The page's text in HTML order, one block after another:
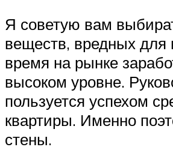
Я советую вам
веществ, вредных для
время на рынке
высоком уровне.
пользуется успехом
квартиры. Именно
стены.